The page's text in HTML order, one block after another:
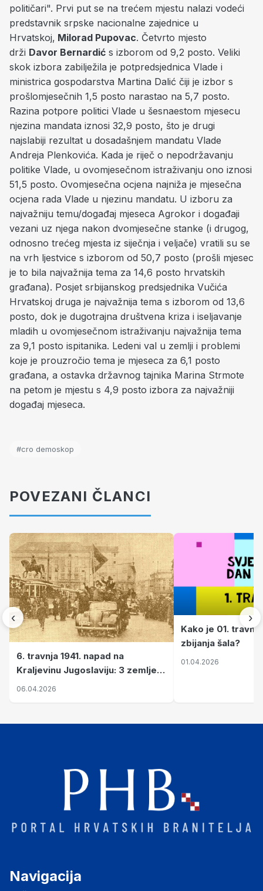
političari". Prvi put se na trećem mjestu nalazi vodeći
predstavnik srpske nacionalne zajednice u
Hrvatskoj, Milorad Pupovac. Četvrto mjesto
drži Davor Bernardić s izborom od 9,2 posto. Veliki
skok izbora zabilježila je potpredsjednica Vlade i
ministrica gospodarstva Martina Dalić čiji je izbor s
prošlomjesečnih 1,5 posto narastao na 5,7 posto.
Razina potpore politici Vlade u šesnaestom mjesecu
njezina mandata iznosi 32,9 posto, što je drugi
najslabiji rezultat u dosadašnjem mandatu Vlade
Andreja Plenkovića. Kada je riječ o nepodržavanju
politike Vlade, u ovomjesečnom istraživanju ono iznosi
51,5 posto. Ovomjesečna ocjena najniža je mjesečna
ocjena rada Vlade u njezinu mandatu. U izboru za
najvažniju temu/događaj mjeseca Agrokor i događaji
vezani uz njega nakon dvomjesečne stanke (i drugog,
odnosno trećeg mjesta iz siječnja i veljače) vratili su se
na vrh ljestvice s izborom od 50,7 posto (prošli mjesec
je to bila najvažnija tema za 14,6 posto hrvatskih
građana). Posjet srbijanskog predsjednika Vučića
Hrvatskoj druga je najvažnija tema s izborom od 13,6
posto, dok je dugotrajna društvena kriza i iseljavanje
mladih u ovomjesečnom istraživanju najvažnija tema
za 9,1 posto ispitanika. Ledeni val u zemlji i problemi
koje je prouzročio tema je mjeseca za 6,1 posto
građana, a ostavka državnog tajnika Marina Strmote
na petom je mjestu s 4,9 posto izbora za najvažniji
događaj mjeseca.
#cro demoskop
POVEZANI ČLANCI
‹
6. travnja 1941. napad na
Kraljevinu Jugoslaviju: 3 zemlje
nastale njenim raspadom
06.04.2026
Kako je 01.
zbijanja šala?
01.04.2026
›
Navigacija